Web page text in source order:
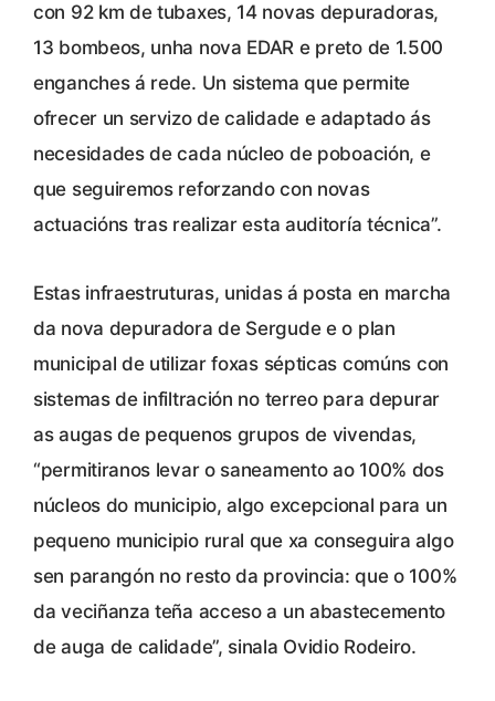
con 92 km de tubaxes, 14 novas depuradoras,
13 bombeos, unha nova EDAR e preto de 1.500
enganches á rede. Un sistema que permite
ofrecer un servizo de calidade e adaptado ás
necesidades de cada núcleo de poboación, e
que seguiremos reforzando con novas
actuacións tras realizar esta auditoría técnica”.
Estas infraestruturas, unidas á posta en marcha
da nova depuradora de Sergude e o plan
municipal de utilizar foxas sépticas comúns con
sistemas de infiltración no terreo para depurar
as augas de pequenos grupos de vivendas,
“permitiranos levar o saneamento ao 100% dos
núcleos do municipio, algo excepcional para un
pequeno municipio rural que xa conseguira algo
sen parangón no resto da provincia: que o 100%
da veciñanza teña acceso a un abastecemento
de auga de calidade”, sinala Ovidio Rodeiro.